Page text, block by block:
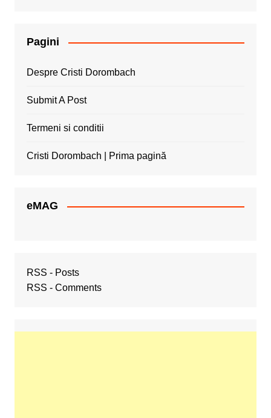
Pagini
Despre Cristi Dorombach
Submit A Post
Termeni si conditii
Cristi Dorombach | Prima pagină
eMAG
RSS - Posts
RSS - Comments